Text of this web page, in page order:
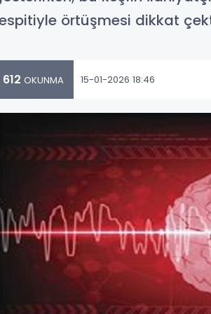
örtüşmesi dikkat
612 OKUNMA 15-01-2026 18:46